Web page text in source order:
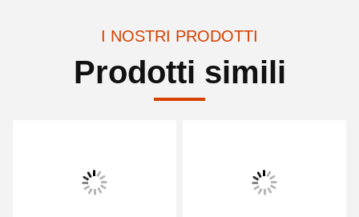
I NOSTRI PRODOTTI
Prodotti simili